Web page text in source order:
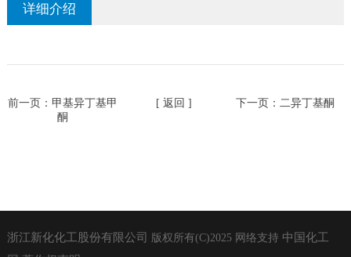
详细介绍
前一页： 甲基异丁基甲
酮
[ 返回 ] 下一页： 二异丁基酮
浙江新化化工股份有限公司 版权所有(C)2025网络支持 中国化工